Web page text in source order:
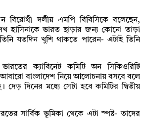
বিরোধী দলীয় এমপি বিবিসিকে বলেছেন,
হাসিনাকে ভারত ছাড়ার জন্য কোনো তাড়া
যতদিন খুশি থাকতে পারেন- এটাই তিনি
ক্যাবিনেট কমিটি অন সিকিওরিটি
আবারো বাংলাদেশ নিয়ে আলোচনায় বসবে বলে
দেড় দিনের মধ্যে সেটা হবে কমিটির দ্বিতীয়
সার্বিক ভূমিকা থেকে এটা স্পষ্ট- তাদের